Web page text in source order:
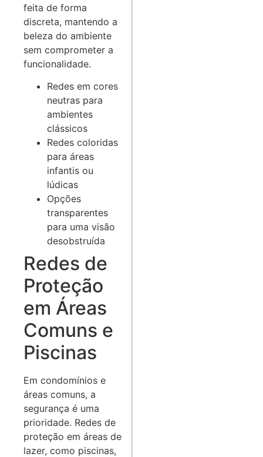
feita de forma
discreta, mantendo a
beleza do ambiente
sem comprometer a
funcionalidade.
Redes em cores
neutras para
ambientes
clássicos
Redes coloridas
para áreas
infantis ou
lúdicas
Opções
transparentes
para uma visão
desobstruída
Redes de
Proteção
em Áreas
Comuns e
Piscinas
Em condomínios e
áreas comuns, a
segurança é uma
prioridade. Redes de
proteção em áreas de
lazer, como piscinas,